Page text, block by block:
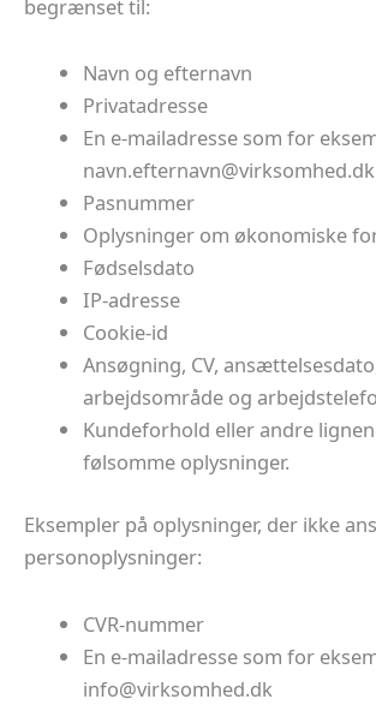
begrænset til:
Navn og efternavn
Privatadresse
En e-mailadresse som for
kd.dehmoskriv
@nvanretfe.nvan
Pasnummer
Oplysninger om økonomiske
Fødselsdato
IP-adresse
Cookie-id
Ansøgning, CV,
arbejdsområde og
Kundeforhold eller andre
følsomme oplysninger.
Eksempler på oplysninger, der ikke
personoplysninger:
CVR-nummer
En e-mailadresse som for
kd.dehmoskriv
@ofni